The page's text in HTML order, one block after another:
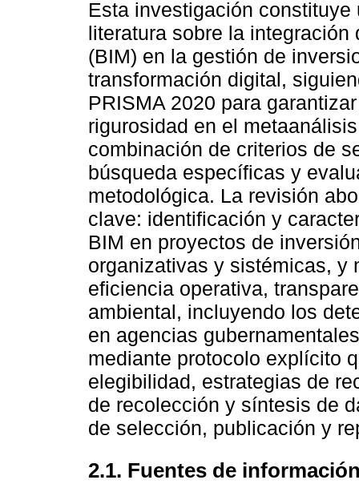
Esta investigación
literatura sobre la
(BIM) en la gestión de
transformación digital,
PRISMA 2020 para
rigurosidad en el
combinación de criterios de
búsqueda específicas y
metodológica. La revisión
clave: identificación y
BIM en proyectos de
organizativas y sistémicas, y
eficiencia operativa,
ambiental, incluyendo los
en agencias
mediante protocolo explícito
elegibilidad, estrategias de
de recolección y síntesis de
de selección, publicación y
2.1. Fuentes de